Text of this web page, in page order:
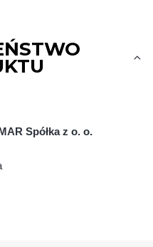
Spółka z o. o.